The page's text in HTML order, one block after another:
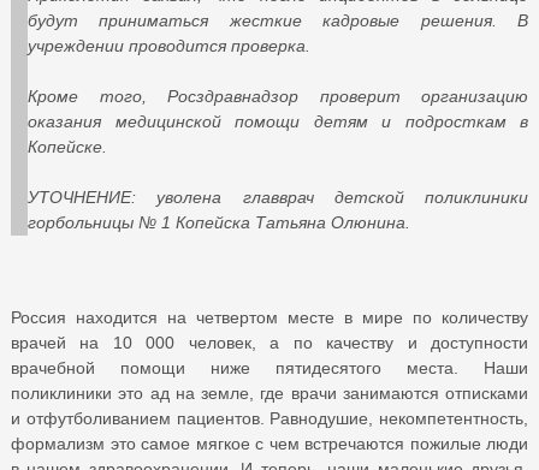
будут приниматься жесткие кадровые решения. В
учреждении проводится проверка.
Кроме того, Росздравнадзор проверит организацию
оказания медицинской помощи детям и подросткам в
Копейске.
УТОЧНЕНИЕ: уволена главврач детской поликлиники
горбольницы № 1 Копейска Татьяна Олюнина.
Россия находится на четвертом месте в мире по количеству
врачей на 10 000 человек, а по качеству и доступности
врачебной помощи ниже пятидесятого места. Наши
поликлиники это ад на земле, где врачи занимаются отписками
и отфутболиванием пациентов. Равнодушие, некомпетентность,
формализм это самое мягкое с чем встречаются пожилые люди